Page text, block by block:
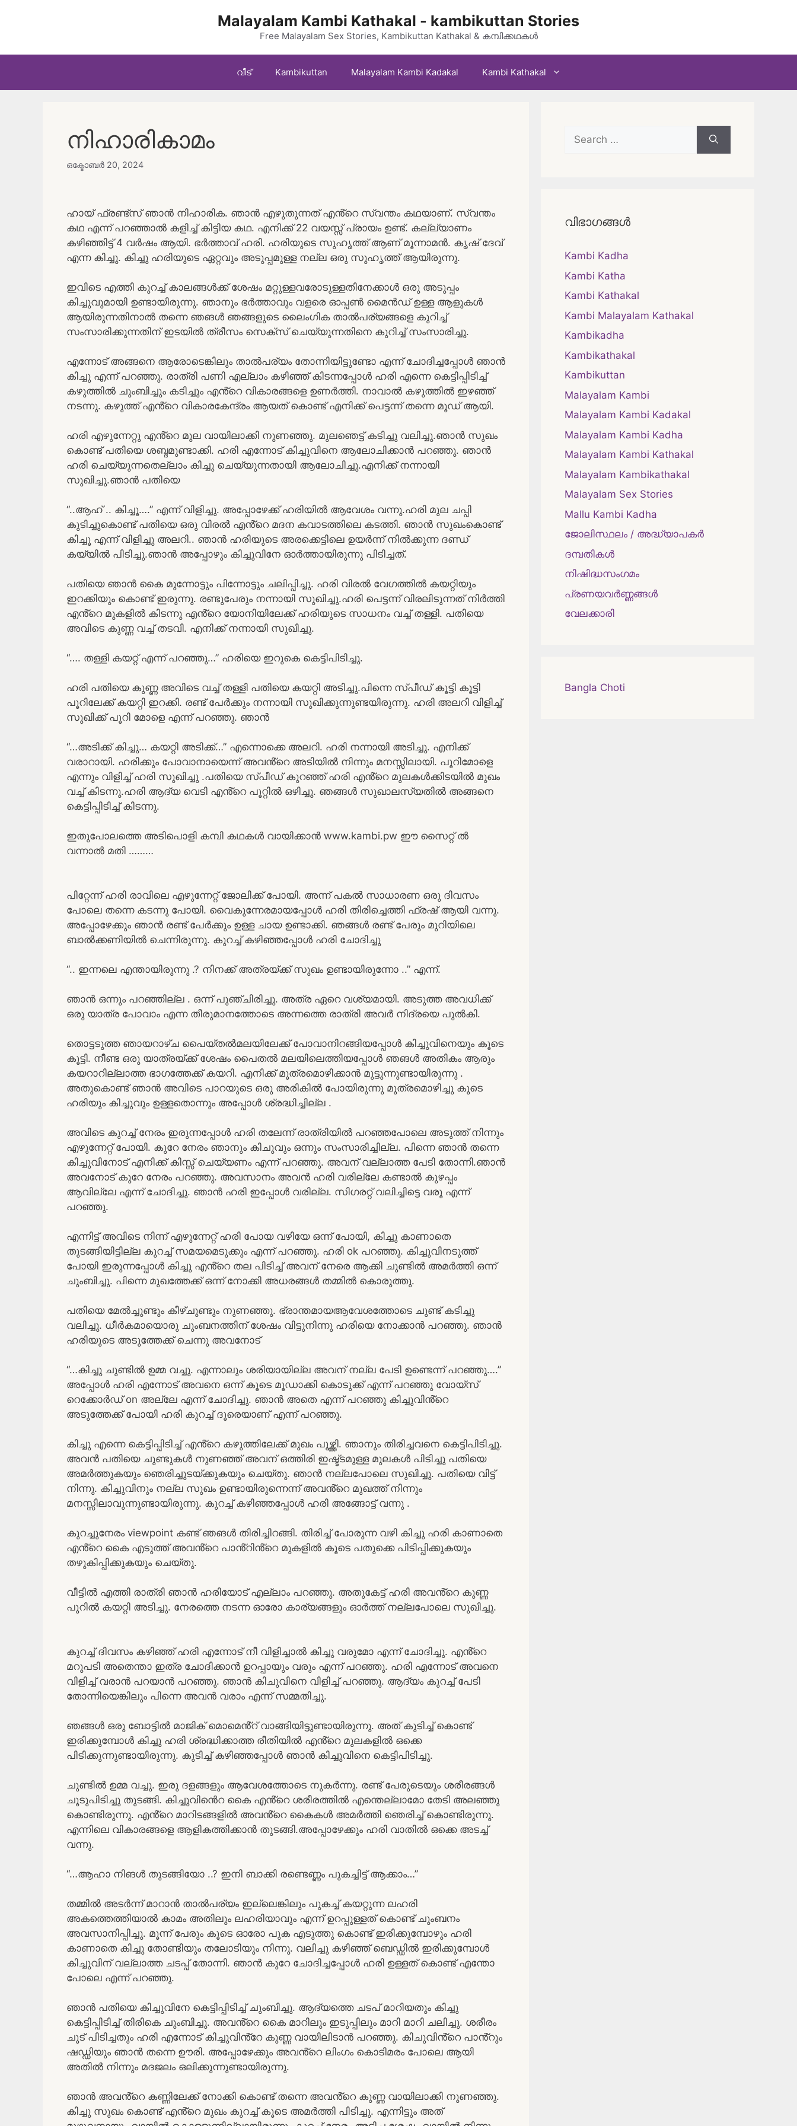
Malayalam Kambi Kathakal - kambikuttan Stories
Free Malayalam Sex Stories, Kambikuttan Kathakal & കമ്പിക്കഥകൾ
വീട് Kambikuttan Malayalam Kambi Kadakal Kambi Kathakal
നിഹാരികാമം
ഒക്ടോബർ 20, 2024
ഹായ് ഫ്രണ്ട്സ് ഞാൻ നിഹാരിക. ഞാൻ എഴുതുന്നത് എൻ്റെ സ്വന്തം കഥയാണ്. സ്വന്തം
കഥ എന്ന് പറഞ്ഞാൽ കളിച്ച് കിട്ടിയ കഥ. എനിക്ക് 22 വയസ്സ് പ്രായം ഉണ്ട്. കല്ല്യാണം
കഴിഞ്ഞിട്ട് 4 വർഷം ആയി. ഭർത്താവ് ഹരി. ഹരിയുടെ സുഹൃത്ത് ആണ് മൂന്നാമൻ. കൃഷ് ദേവ്
എന്ന കിച്ചു. കിച്ചു ഹരിയുടെ ഏറ്റവും അടുപ്പമുള്ള നല്ല ഒരു സുഹൃത്ത് ആയിരുന്നു.
ഇവിടെ എത്തി കുറച്ച് കാലങ്ങൾക്ക് ശേഷം മറ്റുള്ളവരോടുള്ളതിനേക്കാൾ ഒരു അടുപ്പം
കിച്ചുവുമായി ഉണ്ടായിരുന്നു. ഞാനും ഭർത്താവും വളരെ ഓപ്പൺ മൈൻഡ് ഉള്ള ആളുകൾ
ആയിരുന്നതിനാൽ തന്നെ ഞങൾ ഞങ്ങളുടെ ലൈംഗിക താൽപര്യങ്ങളെ കുറിച്ച്
സംസാരിക്കുന്നതിന് ഇടയിൽ ത്രീസം സെക്സ് ചെയ്യുന്നതിനെ കുറിച്ച് സംസാരിച്ചു.
എന്നോട് അങ്ങനെ ആരോടെങ്കിലും താൽപര്യം തോന്നിയിട്ടുണ്ടോ എന്ന് ചോദിച്ചപ്പോൾ ഞാൻ
കിച്ചു എന്ന് പറഞ്ഞു. രാത്രി പണി എല്ലാം കഴിഞ്ഞ് കിടന്നപ്പോൾ ഹരി എന്നെ കെട്ടിപ്പിടിച്ച്
കഴുത്തിൽ ചുംബിച്ചും കടിച്ചും എൻ്റെ വികാരങ്ങളെ ഉണർത്തി. നാവാൽ കഴുത്തിൽ ഇഴഞ്ഞ്
നടന്നു. കഴുത്ത് എൻ്റെ വികാരകേന്ദ്രം ആയത് കൊണ്ട് എനിക്ക് പെട്ടന്ന് തന്നെ മൂഡ് ആയി.
ഹരി എഴുന്നേറ്റു എൻ്റെ മുല വായിലാക്കി നുണഞ്ഞു. മുലഞെട്ട് കടിച്ചു വലിച്ചു.ഞാൻ സുഖം
കൊണ്ട് പതിയെ ശബ്ദമുണ്ടാക്കി. ഹരി എന്നോട് കിച്ചുവിനെ ആലോചിക്കാൻ പറഞ്ഞു. ഞാൻ
ഹരി ചെയ്യുന്നതെല്ലാം കിച്ചു ചെയ്യുന്നതായി ആലോചിച്ചു.എനിക്ക് നന്നായി
സുഖിച്ചു.ഞാൻ പതിയെ
“..ആഹ് .. കിച്ചൂ….” എന്ന് വിളിച്ചു. അപ്പോഴേക്ക് ഹരിയിൽ ആവേശം വന്നു.ഹരി മുല ചപ്പി
കുടിച്ചുകൊണ്ട് പതിയെ ഒരു വിരൽ എൻ്റെ മദന കവാടത്തിലെ കടത്തി. ഞാൻ സുഖംകൊണ്ട്
കിച്ചൂ എന്ന് വിളിച്ചു അലറി.. ഞാൻ ഹരിയുടെ അരക്കെട്ടിലെ ഉയർന്ന് നിൽക്കുന്ന ദണ്ഡ്
കയ്യിൽ പിടിച്ചു.ഞാൻ അപ്പോഴും കിച്ചുവിനേ ഓർത്തായിരുന്നു പിടിച്ചത്.
പതിയെ ഞാൻ കൈ മുന്നോട്ടും പിന്നോട്ടും ചലിപ്പിച്ചു. ഹരി വിരൽ വേഗത്തിൽ കയറ്റിയും
ഇറക്കിയും കൊണ്ട് ഇരുന്നു. രണ്ടുപേരും നന്നായി സുഖിച്ചു.ഹരി പെട്ടന്ന് വിരലിടുന്നത് നിർത്തി
എൻ്റെ മുകളിൽ കിടന്നു എൻ്റെ യോനിയിലേക്ക് ഹരിയുടെ സാധനം വച്ച് തള്ളി. പതിയെ
അവിടെ കുണ്ണ വച്ച് തടവി. എനിക്ക് നന്നായി സുഖിച്ചു.
“…. തള്ളി കയറ്റ് എന്ന് പറഞ്ഞു…” ഹരിയെ ഇറുകെ കെട്ടിപിടിച്ചു.
ഹരി പതിയെ കുണ്ണ അവിടെ വച്ച് തള്ളി പതിയെ കയറ്റി അടിച്ചു.പിന്നെ സ്പീഡ് കൂട്ടി കൂട്ടി
പൂറിലേക്ക് കയറ്റി ഇറക്കി. രണ്ട് പേർക്കും നന്നായി സുഖിക്കുന്നുണ്ടയിരുന്നു. ഹരി അലറി വിളിച്ച്
സുഖിക്ക് പൂറി മോളെ എന്ന് പറഞ്ഞു. ഞാൻ
“…അടിക്ക് കിച്ചു… കയറ്റി അടിക്ക്…” എന്നൊക്കെ അലറി. ഹരി നന്നായി അടിച്ചു. എനിക്ക്
വരാറായി. ഹരിക്കും പോവാനായെന്ന് അവൻ്റെ അടിയിൽ നിന്നും മനസ്സിലായി. പൂറിമോളെ
എന്നും വിളിച്ച് ഹരി സുഖിച്ചു .പതിയെ സ്പീഡ് കുറഞ്ഞ് ഹരി എൻ്റെ മുലകൾക്കിടയിൽ മുഖം
വച്ച് കിടന്നു.ഹരി ആദ്യ വെടി എൻ്റെ പൂറ്റിൽ ഒഴിച്ചു. ഞങ്ങൾ സുഖാലസ്യതിൽ അങ്ങനെ
കെട്ടിപ്പിടിച്ച് കിടന്നു.
ഇതുപോലത്തെ അടിപൊളി കമ്പി കഥകൾ വായിക്കാൻ www.kambi.pw ഈ സൈറ്റ് ൽ
വന്നാൽ മതി ………
പിറ്റേന്ന് ഹരി രാവിലെ എഴുന്നേറ്റ് ജോലിക്ക് പോയി. അന്ന് പകൽ സാധാരണ ഒരു ദിവസം
പോലെ തന്നെ കടന്നു പോയി. വൈകുന്നേരമായപ്പോൾ ഹരി തിരിച്ചെത്തി ഫ്രഷ് ആയി വന്നു.
അപ്പോഴേക്കും ഞാൻ രണ്ട് പേർക്കും ഉള്ള ചായ ഉണ്ടാക്കി. ഞങ്ങൾ രണ്ട് പേരും മുറിയിലെ
ബാൽക്കണിയിൽ ചെന്നിരുന്നു. കുറച്ച് കഴിഞ്ഞപ്പോൾ ഹരി ചോദിച്ചു
“.. ഇന്നലെ എന്തായിരുന്നു .? നിനക്ക് അത്രയ്ക്ക് സുഖം ഉണ്ടായിരുന്നോ ..” എന്ന്.
ഞാൻ ഒന്നും പറഞ്ഞില്ല . ഒന്ന് പുഞ്ചിരിച്ചു. അത്ര ഏറെ വശ്യമായി. അടുത്ത അവധിക്ക്
ഒരു യാത്ര പോവാം എന്ന തീരുമാനത്തോടെ അന്നത്തെ രാത്രി അവർ നിദ്രയെ പുൽകി.
തൊട്ടടുത്ത ഞായറാഴ്ച പൈയ്തൽമലയിലേക്ക് പോവാനിറങ്ങിയപ്പോൾ കിച്ചുവിനെയും കൂടെ
കൂട്ടി. നീണ്ട ഒരു യാത്രയ്ക്ക് ശേഷം പൈതൽ മലയിലെത്തിയപ്പോൾ ഞങൾ അതികം ആരും
കയറാറില്ലാത്ത ഭാഗത്തേക്ക് കയറി. എനിക്ക് മൂത്രമൊഴിക്കാൻ മുട്ടുന്നുണ്ടായിരുന്നു .
അതുകൊണ്ട് ഞാൻ അവിടെ പാറയുടെ ഒരു അരികിൽ പോയിരുന്നു മൂത്രമൊഴിച്ചു കൂടെ
ഹരിയും കിച്ചുവും ഉള്ളതൊന്നും അപ്പോൾ ശ്രദ്ധിച്ചില്ല .
അവിടെ കുറച്ച് നേരം ഇരുന്നപ്പോൾ ഹരി തലേന്ന് രാത്രിയിൽ പറഞ്ഞപോലെ അടുത്ത് നിന്നും
എഴുന്നേറ്റ് പോയി. കുറേ നേരം ഞാനും കിചുവും ഒന്നും സംസാരിച്ചില്ല. പിന്നെ ഞാൻ തന്നെ
കിച്ചുവിനോട് എനിക്ക് കിസ്സ് ചെയ്യണം എന്ന് പറഞ്ഞു. അവന് വല്ലാത്ത പേടി തോന്നി.ഞാൻ
അവനോട് കുറേ നേരം പറഞ്ഞു. അവസാനം അവൻ ഹരി വരില്ലേ കണ്ടാൽ കുഴപ്പം
ആവില്ലേ എന്ന് ചോദിച്ചു. ഞാൻ ഹരി ഇപ്പോൾ വരില്ല. സിഗരറ്റ് വലിച്ചിട്ടെ വരൂ എന്ന്
പറഞ്ഞു.
എന്നിട്ട് അവിടെ നിന്ന് എഴുന്നേറ്റ് ഹരി പോയ വഴിയേ ഒന്ന് പോയി, കിച്ചു കാണാതെ
തുടങ്ങിയിട്ടില്ല കുറച്ച് സമയമെടുക്കും എന്ന് പറഞ്ഞു. ഹരി ok പറഞ്ഞു. കിച്ചുവിനടുത്ത്
പോയി ഇരുന്നപ്പോൾ കിച്ചു എൻ്റെ തല പിടിച്ച് അവന് നേരെ ആക്കി ചുണ്ടിൽ അമർത്തി ഒന്ന്
ചുംബിച്ചു. പിന്നെ മുഖത്തേക്ക് ഒന്ന് നോക്കി അധരങ്ങൾ തമ്മിൽ കൊരുത്തു.
പതിയെ മേൽച്ചുണ്ടും കീഴ്ചുണ്ടും നുണഞ്ഞു. ഭ്രാന്തമായആവേശത്തോടെ ചുണ്ട് കടിച്ചു
വലിച്ചു. ധീർകമായൊരു ചുംബനത്തിന് ശേഷം വിട്ടുനിന്നു ഹരിയെ നോക്കാൻ പറഞ്ഞു. ഞാൻ
ഹരിയുടെ അടുത്തേക്ക് ചെന്നു അവനോട്
“…കിച്ചു ചുണ്ടിൽ ഉമ്മ വച്ചു. എന്നാലും ശരിയായില്ല അവന് നല്ല പേടി ഉണ്ടെന്ന് പറഞ്ഞു….”
അപ്പോൾ ഹരി എന്നോട് അവനെ ഒന്ന് കൂടെ മൂഡാക്കി കൊടുക്ക് എന്ന് പറഞ്ഞു വോയ്സ്
റെക്കോർഡ് on അല്ലേ എന്ന് ചോദിച്ചു. ഞാൻ അതെ എന്ന് പറഞ്ഞു കിച്ചുവിൻ്റെ
അടുത്തേക്ക് പോയി ഹരി കുറച്ച് ദൂരെയാണ് എന്ന് പറഞ്ഞു.
കിച്ചു എന്നെ കെട്ടിപ്പിടിച്ച് എൻ്റെ കഴുത്തിലേക്ക് മുഖം പൂഴ്ത്തി. ഞാനും തിരിച്ചവനെ കെട്ടിപിടിച്ചു.
അവൻ പതിയെ ചുണ്ടുകൾ നുണഞ്ഞ് അവന് ഒത്തിരി ഇഷ്ട്ടമുള്ള മുലകൾ പിടിച്ചു പതിയെ
അമർത്തുകയും ഞെരിച്ചുടയ്ക്കുകയും ചെയ്തു. ഞാൻ നല്ലപോലെ സുഖിച്ചു. പതിയെ വിട്ട്
നിന്നു. കിച്ചുവിനും നല്ല സുഖം ഉണ്ടായിരുന്നെന്ന് അവൻ്റെ മുഖത്ത് നിന്നും
മനസ്സിലാവുന്നുണ്ടായിരുന്നു. കുറച്ച് കഴിഞ്ഞപ്പോൾ ഹരി അങ്ങോട്ട് വന്നു .
കുറച്ചുനേരം viewpoint കണ്ട് ഞങൾ തിരിച്ചിറങ്ങി. തിരിച്ച് പോരുന്ന വഴി കിച്ചു ഹരി കാണാതെ
എൻ്റെ കൈ എടുത്ത് അവൻ്റെ പാൻ്റിൻ്റെ മുകളിൽ കൂടെ പതുക്കെ പിടിപ്പിക്കുകയും
തഴുകിപ്പിക്കുകയും ചെയ്തു.
വീട്ടിൽ എത്തി രാത്രി ഞാൻ ഹരിയോട് എല്ലാം പറഞ്ഞു. അതുകേട്ട് ഹരി അവൻ്റെ കുണ്ണ
പൂറിൽ കയറ്റി അടിച്ചു. നേരത്തെ നടന്ന ഓരോ കാര്യങ്ങളും ഓർത്ത് നല്ലപോലെ സുഖിച്ചു.
കുറച്ച് ദിവസം കഴിഞ്ഞ് ഹരി എന്നോട് നീ വിളിച്ചാൽ കിച്ചു വരുമോ എന്ന് ചോദിച്ചു. എൻ്റെ
മറുപടി അതെന്താ ഇത്ര ചോദിക്കാൻ ഉറപ്പായും വരും എന്ന് പറഞ്ഞു. ഹരി എന്നോട് അവനെ
വിളിച്ച് വരാൻ പറയാൻ പറഞ്ഞു. ഞാൻ കിചുവിനെ വിളിച്ച് പറഞ്ഞു. ആദ്യം കുറച്ച് പേടി
തോന്നിയെങ്കിലും പിന്നെ അവൻ വരാം എന്ന് സമ്മതിച്ചു.
ഞങ്ങൾ ഒരു ബോട്ടിൽ മാജിക് മൊമെൻ്റ് വാങ്ങിയിട്ടുണ്ടായിരുന്നു. അത് കുടിച്ച് കൊണ്ട്
ഇരിക്കുമ്പോൾ കിച്ചു ഹരി ശ്രദ്ധിക്കാത്ത രീതിയിൽ എൻ്റെ മുലകളിൽ ഒക്കെ
പിടിക്കുന്നുണ്ടായിരുന്നു. കുടിച്ച് കഴിഞ്ഞപ്പോൾ ഞാൻ കിച്ചുവിനെ കെട്ടിപിടിച്ചു.
ചുണ്ടിൽ ഉമ്മ വച്ചു. ഇരു ദളങ്ങളും ആവേശത്തോടെ നുകർന്നു. രണ്ട് പേരുടെയും ശരീരങ്ങൾ
ചൂടുപിടിച്ചു തുടങ്ങി. കിച്ചുവിൻെറ കൈ എൻ്റെ ശരീരത്തിൽ എന്തെല്ലാമോ തേടി അലഞ്ഞു
കൊണ്ടിരുന്നു. എൻ്റെ മാറിടങ്ങളിൽ അവൻ്റെ കൈകൾ അമർത്തി ഞെരിച്ച് കൊണ്ടിരുന്നു.
എന്നിലെ വികാരങ്ങളെ ആളികത്തിക്കാൻ തുടങ്ങി.അപ്പോഴേക്കും ഹരി വാതിൽ ഒക്കെ അടച്ച്
വന്നു.
“…ആഹാ നിങൾ തുടങ്ങിയോ ..? ഇനി ബാക്കി രണ്ടെണ്ണം പുകച്ചിട്ട് ആക്കാം…”
തമ്മിൽ അടർന്ന് മാറാൻ താൽപര്യം ഇല്ലെങ്കിലും പുകച്ച് കയറ്റുന്ന ലഹരി
അകത്തെത്തിയാൽ കാമം അതിലും ലഹരിയാവും എന്ന് ഉറപ്പുള്ളത് കൊണ്ട് ചുംബനം
അവസാനിപ്പിച്ചു. മൂന്ന് പേരും കൂടെ ഓരോ പുക എടുത്തു കൊണ്ട് ഇരിക്കുമ്പോഴും ഹരി
കാണാതെ കിച്ചു തോണ്ടിയും തലോടിയും നിന്നു. വലിച്ചു കഴിഞ്ഞ് ബെഡ്ഡിൽ ഇരിക്കുമ്പോൾ
കിച്ചുവിന് വല്ലാത്ത ചടപ്പ് തോന്നി. ഞാൻ കുറേ ചോദിച്ചപ്പോൾ ഹരി ഉള്ളത് കൊണ്ട് എന്തോ
പോലെ എന്ന് പറഞ്ഞു.
ഞാൻ പതിയെ കിച്ചുവിനേ കെട്ടിപ്പിടിച്ച് ചുംബിച്ചു. ആദ്യത്തെ ചടപ് മാറിയതും കിച്ചു
കെട്ടിപ്പിടിച്ച് തിരികെ ചുംബിച്ചു. അവൻ്റെ കൈ മാറിലും ഇടുപ്പിലും മാറി മാറി ചലിച്ചു. ശരീരം
ചൂട് പിടിച്ചതും ഹരി എന്നോട് കിച്ചുവിൻ്റേ കുണ്ണ വായിലിടാൻ പറഞ്ഞു. കിചുവിൻ്റെ പാൻ്റും
ഷഡ്ഡിയും ഞാൻ തന്നെ ഊരി. അപ്പോഴേക്കും അവൻ്റെ ലിംഗം കൊടിമരം പോലെ ആയി
അതിൽ നിന്നും മദജലം ഒലിക്കുന്നുണ്ടായിരുന്നു.
ഞാൻ അവൻ്റെ കണ്ണിലേക്ക് നോക്കി കൊണ്ട് തന്നെ അവൻ്റെ കുണ്ണ വായിലാക്കി നുണഞ്ഞു.
കിച്ചു സുഖം കൊണ്ട് എൻ്റെ മുഖം കുറച്ച് കൂടെ അമർത്തി പിടിച്ചു. എന്നിട്ടും അത്
Search
for:
വിഭാഗങ്ങൾ
Kambi Kadha
Kambi Katha
Kambi Kathakal
Kambi Malayalam Kathakal
Kambikadha
Kambikathakal
Kambikuttan
Malayalam Kambi
Malayalam Kambi Kadakal
Malayalam Kambi Kadha
Malayalam Kambi Kathakal
Malayalam Kambikathakal
Malayalam Sex Stories
Mallu Kambi Kadha
ജോലിസ്ഥലം / അദ്ധ്യാപകർ
ദമ്പതികള്‍
നിഷിദ്ധസംഗമം
പ്രണയവർണ്ണങ്ങൾ
വേലക്കാരി
Bangla Choti